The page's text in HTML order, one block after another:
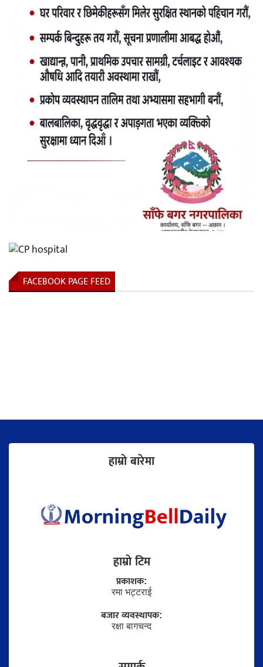
FACEBOOK PAGE FEED
हाम्राे बारेमा
हाम्राे टिम
प्रकाशक:
रमा भट्टराई
बजार व्यवस्थापक:
रक्षा बागचन्द